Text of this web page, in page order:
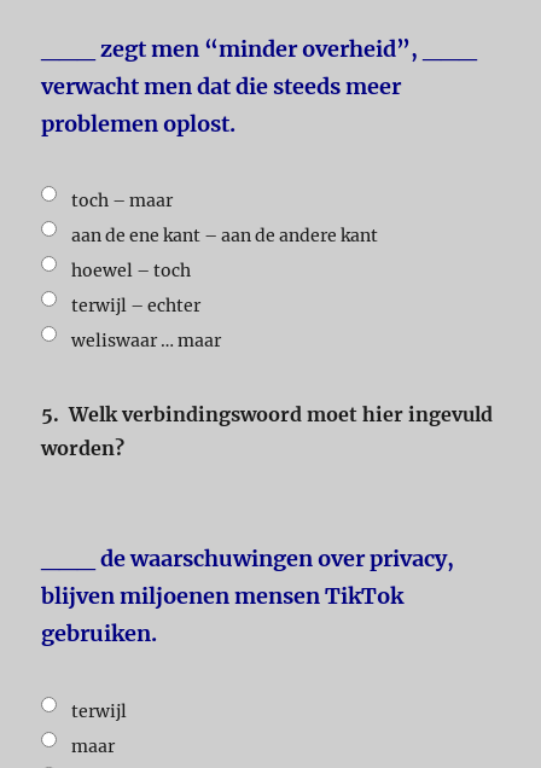
___ zegt men “minder overheid”, ___
verwacht men dat die steeds meer
problemen oplost.
toch – maar
aan de ene kant – aan de andere kant
hoewel – toch
terwijl – echter
weliswaar … maar
5. Welk verbindingswoord moet hier ingevuld
worden?
___ de waarschuwingen over privacy,
blijven miljoenen mensen TikTok
gebruiken.
terwijl
maar